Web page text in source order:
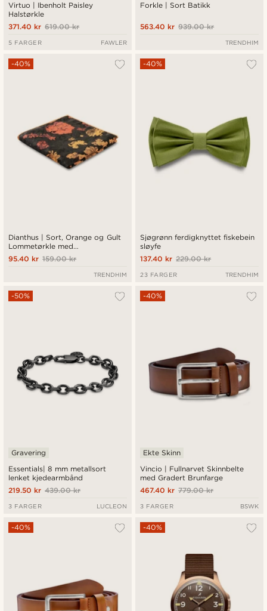
Virtuo | Ibenholt Paisley
Halstørkle
619.00 kr
371.40 kr
5 FARGER FAWLER
Forkle | Sort Batikk
939.00 kr
563.40 kr
TRENDHIM
Dianthus | Sort, Orange og Gult
Lommetørkle med
Blomstermotiv
-40%
159.00 kr
95.40 kr
TRENDHIM
Sjøgrønn ferdigknyttet fiskebein
sløyfe
-40%
229.00 kr
137.40 kr
23 FARGER TRENDHIM
Essentials| 8 mm metallsort
lenket kjedearmbånd
-50%
Gravering
439.00 kr
219.50 kr
3 FARGER LUCLEON
Vincio | Fullnarvet Skinnbelte
med Gradert Brunfarge
-40%
Ekte Skinn
779.00 kr
467.40 kr
3 FARGER BSWK
-40% -40%